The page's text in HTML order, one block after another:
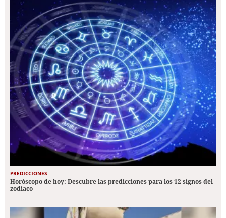
PREDICCIONES
Horóscopo de hoy: Descubre las predicciones para los 12 signos del
zodiaco